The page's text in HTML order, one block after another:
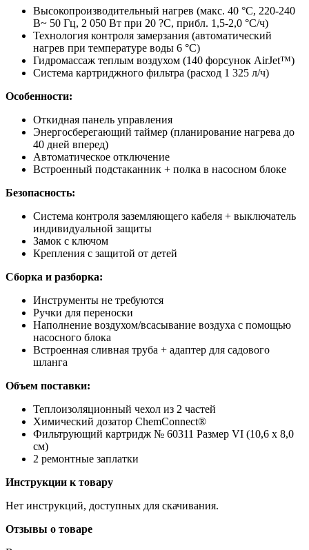
Высокопроизводительный нагрев (макс. 40 °C, 220-240
В~ 50 Гц, 2 050 Вт при 20 ?C, прибл. 1,5-2,0 °C/ч)
Технология контроля замерзания (автоматический
нагрев при температуре воды 6 °C)
Гидромассаж теплым воздухом (140 форсунок AirJet™)
Система картриджного фильтра (расход 1 325 л/ч)
Особенности:
Откидная панель управления
Энергосберегающий таймер (планирование нагрева до
40 дней вперед)
Автоматическое отключение
Встроенный подстаканник + полка в насосном блоке
Безопасность:
Система контроля заземляющего кабеля + выключатель
индивидуальной защиты
Замок с ключом
Крепления с защитой от детей
Сборка и разборка:
Инструменты не требуются
Ручки для переноски
Наполнение воздухом/всасывание воздуха с помощью
насосного блока
Встроенная сливная труба + адаптер для садового
шланга
Объем поставки:
Теплоизоляционный чехол из 2 частей
Химический дозатор ChemConnect®
Фильтрующий картридж № 60311 Размер VI (10,6 x 8,0
см)
2 ремонтные заплатки
Инструкции к товару
Нет инструкций, доступных для скачивания.
Отзывы о товаре